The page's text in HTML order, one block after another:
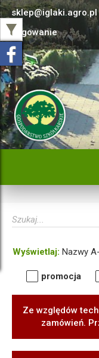
sklep@iglaki.agro.pl
Logowanie
Wyświetlaj: Nazwy
promocja
Ze względów
zamówień.